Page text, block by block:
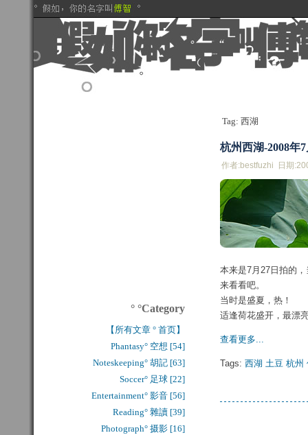
Tag: 西湖
杭州西湖-2008年
作者:bestfuzhi 日期
本来是7月27日拍的
来看看吧。
当时是盛夏，热！
适逢荷花盛开，最漂
查看更多...
Tags: 西湖 土豆 杭州
° °Category
【所有文章 ° 首页】
Phantasy° 空想 [54]
Noteskeeping° 胡記 [63]
Soccer° 足球 [22]
Entertainment° 影音 [56]
Reading° 雜讀 [39]
Photograph° 摄影 [16]